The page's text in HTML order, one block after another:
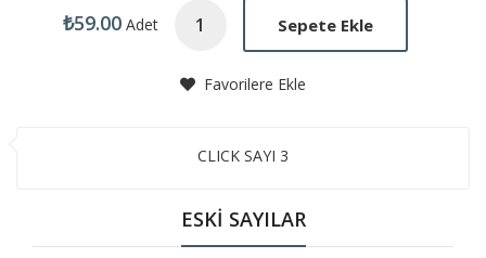
₺59.00 Adet Sepete Ekle
Favorilere Ekle
CLICK SAYI 3
ESKİ SAYILAR